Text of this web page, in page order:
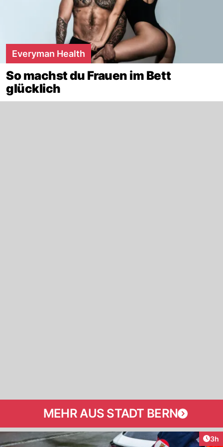
Everyman Health
So machst du Frauen im Bett
glücklich
MEHR AUS STADT BERN
3h